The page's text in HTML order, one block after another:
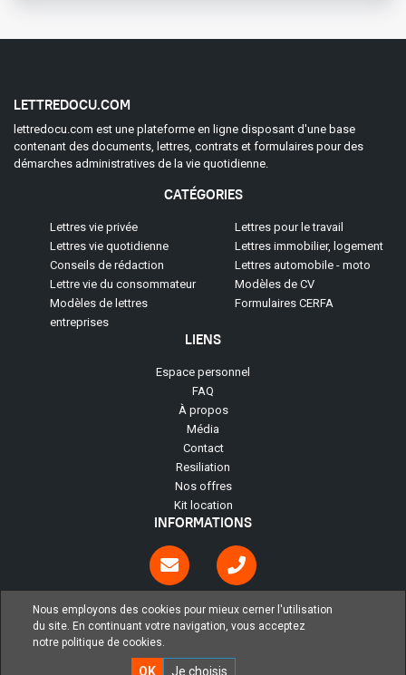
Nous employons des cookies pour mieux cerner l'utilisation
du site. En continuant votre navigation, vous acceptez
notre politique de cookies.
OK Je choisis
LETTREDOCU.COM
lettredocu.com est une plateforme en ligne disposant d'une base
contenant des documents, lettres, contrats et formulaires pour des
démarches administratives de la vie quotidienne.
CATÉGORIES
Lettres vie privée(current) Lettres pour le travail
Lettres vie quotidienne(current) Lettres immobilier, logement
Conseils de rédaction
Lettres automobile - moto
Lettre vie du consommateur(current)Modèles de CV(current)
Modèles de lettres
entreprises(current)
Formulaires CERFA
LIENS
Espace personnel
FAQ
À propos(current)
Média
Contact(current)
Resiliation
Nos offres(current)
Kit location(current)
INFORMATIONS
Mentions Légales| Conditions Generales|Politiques de confidentialité
Conditions d'abonnement|Cookies